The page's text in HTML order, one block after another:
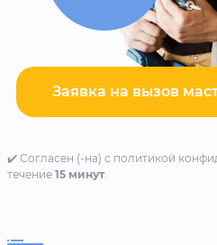
Заявка на вызов
✔️ Согласен (-на) с политикой
течение 15 минут.